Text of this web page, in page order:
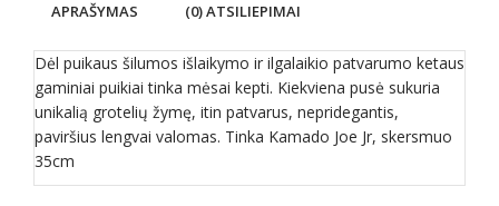
APRAŠYMAS (0) ATSILIEPIMAI
Dėl puikaus šilumos išlaikymo ir ilgalaikio patvarumo ketaus
gaminiai puikiai tinka mėsai kepti. Kiekviena pusė sukuria
unikalią grotelių žymę, itin patvarus, nepridegantis,
paviršius lengvai valomas. Tinka Kamado Joe Jr, skersmuo
35cm